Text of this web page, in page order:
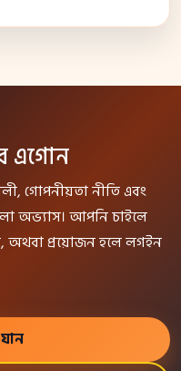
এগোন
গোপনীয়তা নীতি এবং
অভ্যাস। আপনি চাইলে
অথবা প্রয়োজন হলে লগইন